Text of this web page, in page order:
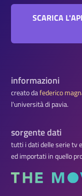
SCARICA
informazioni
creato dafederico
l'università di pavia.
sorgente dati
tutti i dati delle serie tv
ed importati in quello